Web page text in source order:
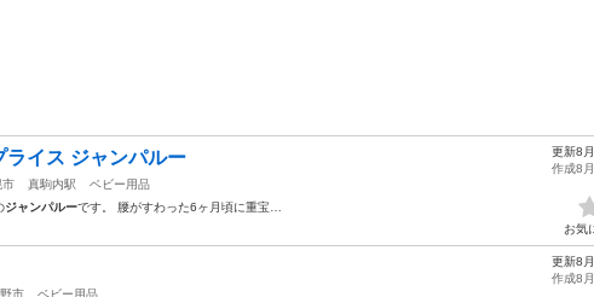
ライス ジャンパルー
市 真駒内駅
ベビー用品
ジャンパルーです。 腰がすわった6ヶ月頃に重宝…
更新8
作成8
お気
市
ベビー用品
更新8
作成8